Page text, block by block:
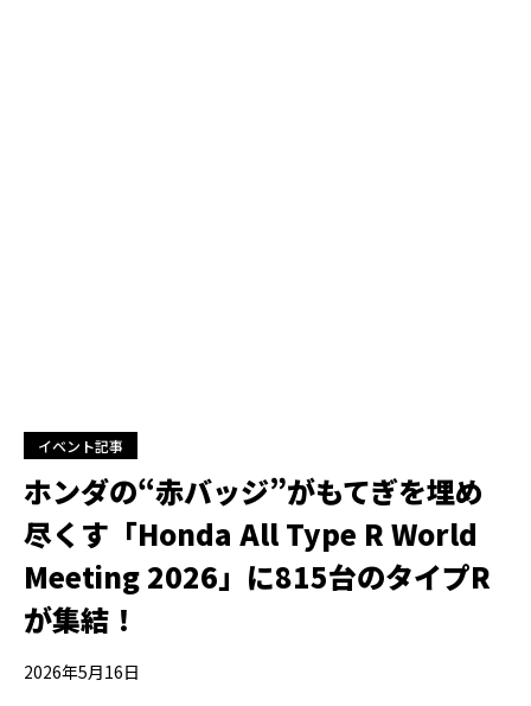
イベント記事
ホンダの“赤バッジ”がもてぎを埋め
尽くす「Honda All Type R World
Meeting 2026」に815台のタイプR
が集結！
2026年5月16日